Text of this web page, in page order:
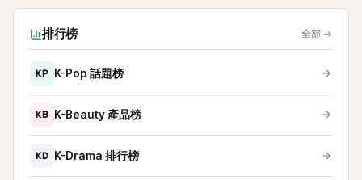
排行榜 全部 →
KP K-Pop 話題榜
KB K-Beauty 產品榜
KD K-Drama 排行榜